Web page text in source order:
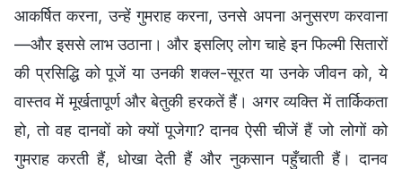
आकर्षित करना, उन्हें गुमराह करना, उनसे अपना अनुसरण करवाना
—और इससे लाभ उठाना। और इसलिए लोग चाहे इन फिल्मी सितारों
की प्रसिद्धि को पूजें या उनकी शक्ल-सूरत या उनके जीवन को, ये
वास्तव में मूर्खतापूर्ण और बेतुकी हरकतें हैं। अगर व्यक्ति में तार्किकता
हो, तो वह दानवों को क्यों पूजेगा? दानव ऐसी चीजें हैं जो लोगों को
गुमराह करती हैं, धोखा देती हैं और नुकसान पहुँचाती हैं। दानव